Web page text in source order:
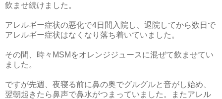
飲ませ続けました。
アレルギー症状の悪化で4日間入院し、退院してから数日で
アレルギー症状はなくなり落ち着いていました。
その間、時々MSMをオレンジジュースに混ぜて飲ませてい
ました。
ですが先週、夜寝る前に鼻の奥でグルグルと音がし始め、
翌朝起きたら鼻声で鼻水がつまっていました。またアレル